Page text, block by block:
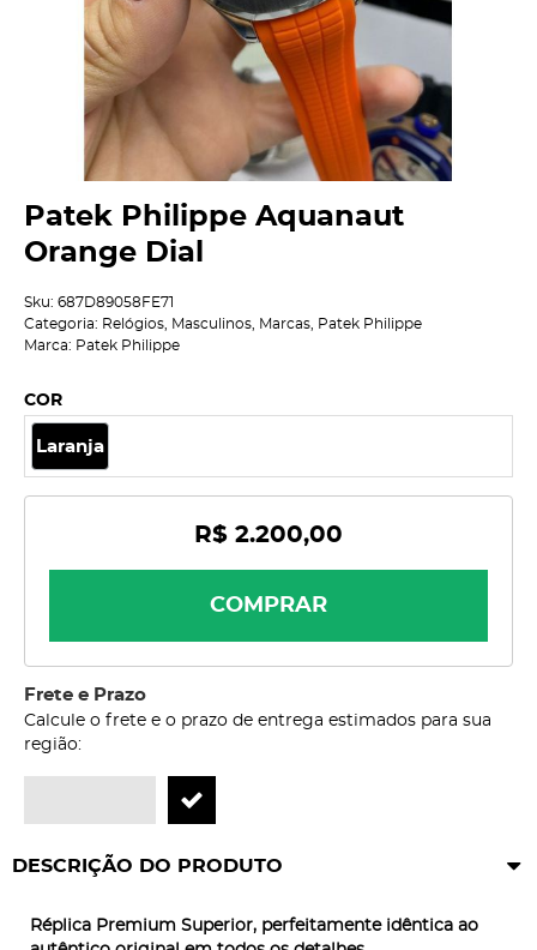
Patek Philippe Aquanaut
Orange Dial
Sku: 687D89058FE71
Categoria: Relógios Masculinos Marcas
Patek Philippe
Marca: Patek Philippe
COR
Laranja
R$ 2.200,00
COMPRAR
Frete e Prazo
Calcule o frete e o prazo de entrega estimados para sua
região:
DESCRIÇÃO DO PRODUTO
Réplica Premium Superior, perfeitamente idêntica ao